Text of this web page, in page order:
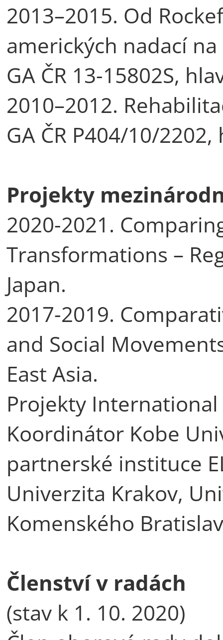
2013–2015. Od
amerických nadací
GA ČR 13-15802S,
2010–2012.
GA ČR P404/10/
Projekty
2020-2021.
Transformations –
Japan.
2017-2019.
and Social
East Asia.
Projekty International
Koordinátor Kobe
partnerské instituce
Univerzita Krakov,
Komenského
Členství v radách
(stav k 1. 10. 2020)